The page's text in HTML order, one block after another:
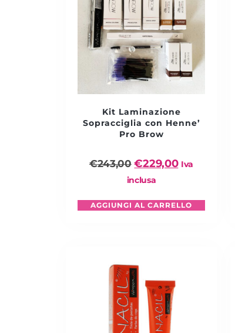
Kit Laminazione
Sopracciglia con Henne’
Pro Brow
€243,00 €229,00 Iva
inclusa
AGGIUNGI AL CARRELLO